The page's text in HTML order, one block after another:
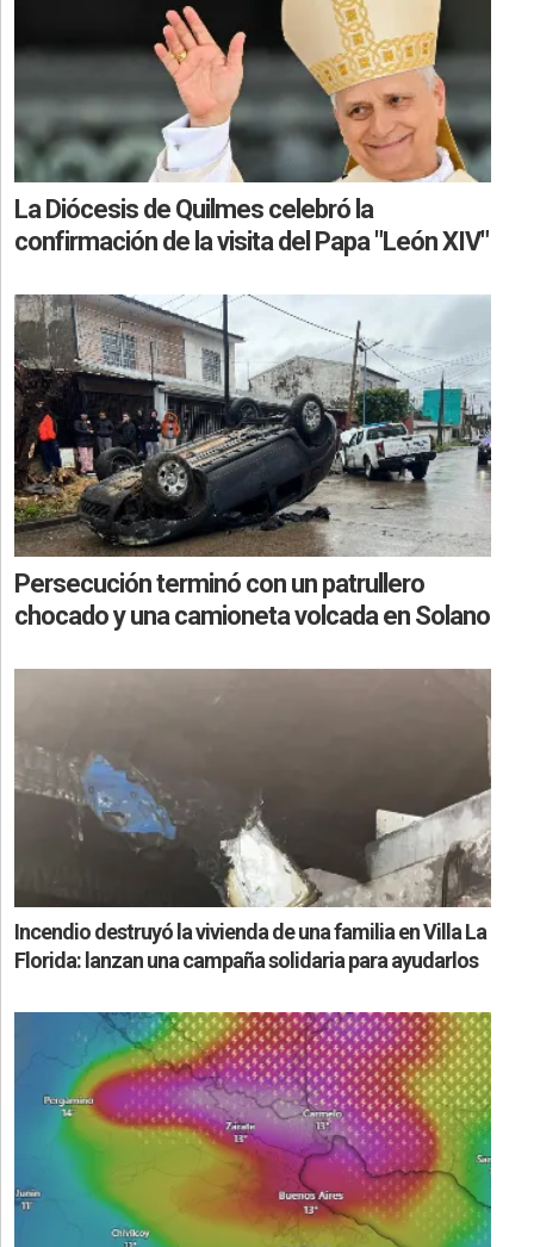
La Diócesis de Quilmes celebró la
confirmación de la visita del Papa "León XIV"
Persecución terminó con un patrullero
chocado y una camioneta volcada en Solano
Incendio destruyó la vivienda de una familia en Villa La
Florida: lanzan una campaña solidaria para ayudarlos